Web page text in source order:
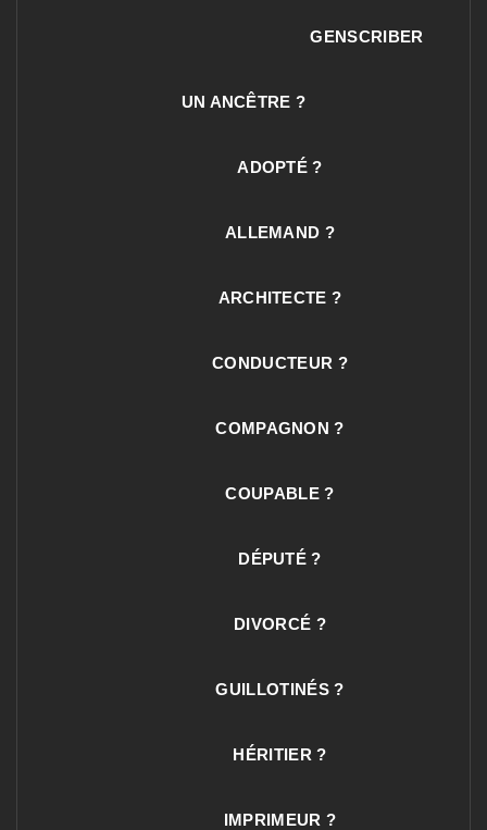
GENSCRIBER
UN ANCÊTRE ?
ADOPTÉ ?
ALLEMAND ?
ARCHITECTE ?
CONDUCTEUR ?
COMPAGNON ?
COUPABLE ?
DÉPUTÉ ?
DIVORCÉ ?
GUILLOTINÉS ?
HÉRITIER ?
IMPRIMEUR ?